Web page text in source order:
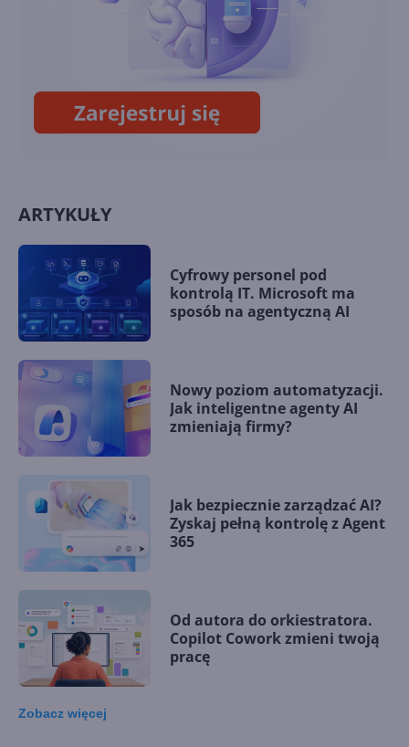
Podsumowanie roku 2024 w
Microsoft Edge. Sprawdź
statystyki!
ARTYKUŁY
Cyfrowy personel pod
kontrolą IT. Microsoft ma
sposób na agentyczną AI
Nowy poziom automatyzacji.
Jak inteligentne agenty AI
zmieniają firmy?
Jak bezpiecznie zarządzać AI?
Zyskaj pełną kontrolę z Agent
365
Od autora do orkiestratora.
Copilot Cowork zmieni twoją
pracę
Zobacz więcej